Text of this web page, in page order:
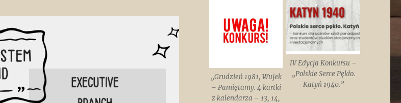
„Grudzień 1981, Wujek
– Pamiętamy. 4 kartki
z kalendarza – 13, 14,
IV Edycja Konkursu –
„Polskie Serce Pękło.
Katyń 1940.”